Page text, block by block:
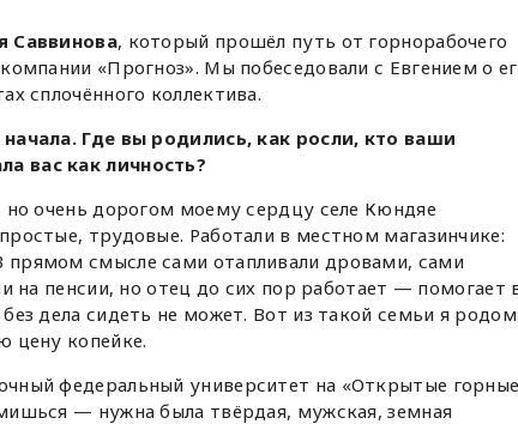
Саввинова, который прошёл путь от горнорабочего
«Прогноз». Мы побеседовали с Евгением о
сплочённого коллектива.
Где вы родились, как росли, кто ваши
вас как личность?
очень дорогом моему сердцу селе Кюндяе
трудовые. Работали в местном магазинчике:
смысле сами отапливали дровами, сами
на пенсии, но отец до сих пор работает — помогает
дела сидеть не может. Вот из такой семьи я родом:
цену копейке.
федеральный университет на «Открытые горные
— нужна была твёрдая, мужская, земная